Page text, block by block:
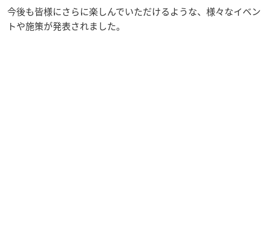
今後も皆様にさらに楽しんでいただけるような、様々なイベン
トや施策が発表されました。